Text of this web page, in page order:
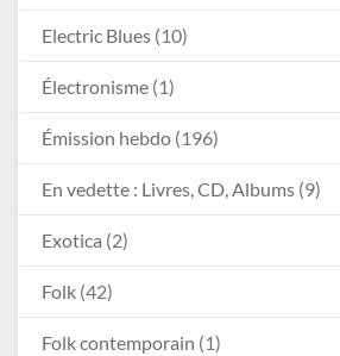
Electric Blues (10)
Électronisme (1)
Émission hebdo (196)
En vedette : Livres, CD, Albums (9)
Exotica (2)
Folk (42)
Folk contemporain (1)